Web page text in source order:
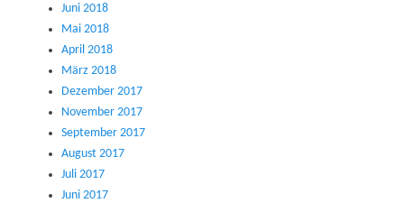
Juni 2018
Mai 2018
April 2018
März 2018
Dezember 2017
November 2017
September 2017
August 2017
Juli 2017
Juni 2017